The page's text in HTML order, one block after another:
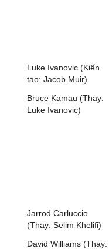
Luke Ivanovic (Kiến
tạo: Jacob Muir)
Bruce Kamau (Thay:
Luke Ivanovic)
Jarrod Carluccio
(Thay: Selim Khelifi)
David Williams (Thay: